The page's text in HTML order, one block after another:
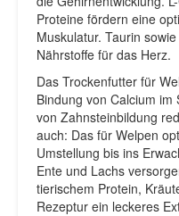
Proteine fördern eine
Muskulatur. Taurin
Nährstoffe für das Herz.
Das Trockenfutter für
Bindung von Calcium
von Zahnsteinbildung
auch: Das für Welpen
Umstellung bis ins
Ente und Lachs
tierischem Protein,
Rezeptur ein leckeres